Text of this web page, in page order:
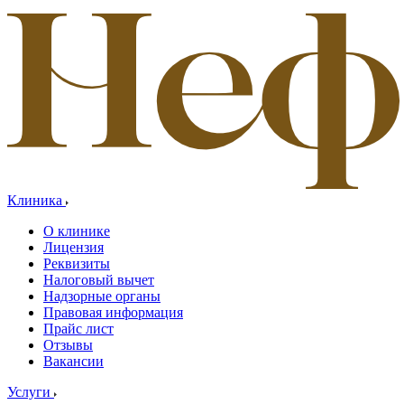
Клиника
О клинике
Лицензия
Реквизиты
Налоговый вычет
Надзорные органы
Правовая информация
Прайс лист
Отзывы
Вакансии
Услуги